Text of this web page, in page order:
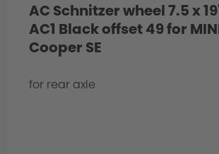
AC Schnitzer wheel 7.5 x
AC1 Black offset 49 for
Cooper SE
for rear axle